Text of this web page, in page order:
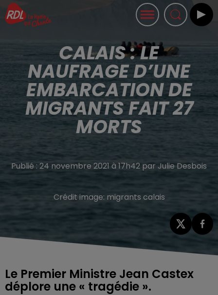
CALAIS : LE
NAUFRAGE D’UNE
EMBARCATION DE
MIGRANTS FAIT 27
MORTS
Publié : 24 novembre 2021 à 17h42 par Julie Desbois
Crédit image: migrants calais
Le Premier Ministre Jean Castex
déplore une « tragédie ».